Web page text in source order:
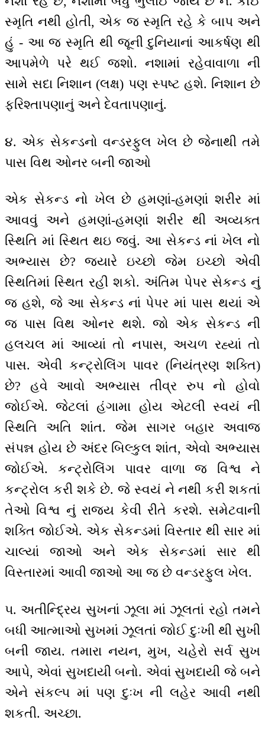
સ્મૃતિ નથી હોતી, એક જ સ્મૃતિ રહે કે બાપ અને
હું - આ જ સ્મૃતિ થી જૂની દુનિયાનાં આકર્ષણ થી
આપમેળે પરે થઈ જશો. નશામાં રહેવાવાળા ની
સામે સદા નિશાન (લક્ષ) પણ સ્પષ્ટ હશે. નિશાન છે
ફરિશ્તાપણાનું અને દેવતાપણાનું.
૪. એક સેકન્ડનો વન્ડરફુલ ખેલ છે જેનાથી તમે
પાસ વિથ ઓનર બની જાઓ
એક સેકન્ડ નો ખેલ છે હમણાં-હમણાં શરીર માં
આવવું અને હમણાં-હમણાં શરીર થી અવ્યક્ત
સ્થિતિ માં સ્થિત થઇ જવું. આ સેકન્ડ નાં ખેલ નો
અભ્યાસ છે? જ્યારે ઇચ્છો જેમ ઇચ્છો એવી
સ્થિતિમાં સ્થિત રહી શકો. અંતિમ પેપર સેકન્ડ નું
જ હશે, જે આ સેકન્ડ નાં પેપર માં પાસ થયાં એ
જ પાસ વિથ ઓનર થશે. જો એક સેકન્ડ ની
હલચલ માં આવ્યાં તો નપાસ, અચળ રહ્યાં તો
પાસ. એવી કન્ટ્રોલિંગ પાવર (નિયંત્રણ શક્તિ)
છે? હવે આવો અભ્યાસ તીવ્ર રુપ નો હોવો
જોઈએ. જેટલાં હંગામા હોય એટલી સ્વયં ની
સ્થિતિ અતિ શાંત. જેમ સાગર બહાર અવાજ
સંપન્ન હોય છે અંદર બિલ્કુલ શાંત, એવો અભ્યાસ
જોઈએ. કન્ટ્રોલિંગ પાવર વાળા જ વિશ્વ ને
કન્ટ્રોલ કરી શકે છે. જે સ્વયં ને નથી કરી શકતાં
તેઓ વિશ્વ નું રાજ્ય કેવી રીતે કરશે. સમેટવાની
શક્તિ જોઈએ. એક સેકન્ડમાં વિસ્તાર થી સાર માં
ચાલ્યાં જાઓ અને એક સેકન્ડમાં સાર થી
વિસ્તારમાં આવી જાઓ આ જ છે વન્ડરફુલ ખેલ.
૫. અતીન્દ્રિય સુખનાં ઝૂલા માં ઝૂલતાં રહો તમને
બધી આત્માઓ સુખમાં ઝૂલતાં જોઈ દુઃખી થી સુખી
બની જાય. તમારા નયન, મુખ, ચહેરો સર્વ સુખ
આપે, એવાં સુખદાયી બનો. એવાં સુખદાયી જે બને
એને સંકલ્પ માં પણ દુઃખ ની લહેર આવી નથી
શકતી. અચ્છા.